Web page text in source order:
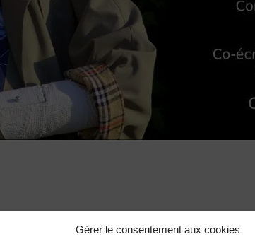
Gérer le consentement aux cookies